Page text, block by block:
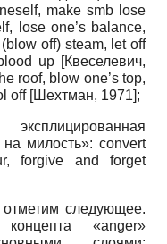
make smb lose
lose one’s balance,
off) steam, let off
up [Квеселевич,
roof, blow one’s top,
off [Шехтман, 1971];
эксплицированная
милость»: convert
forgive and forget
следующее.
«anger»